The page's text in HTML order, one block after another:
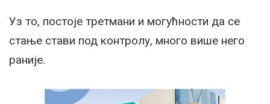
Уз то, постоје третмани и могућности да се
стање стави под контролу, много више него
раније.